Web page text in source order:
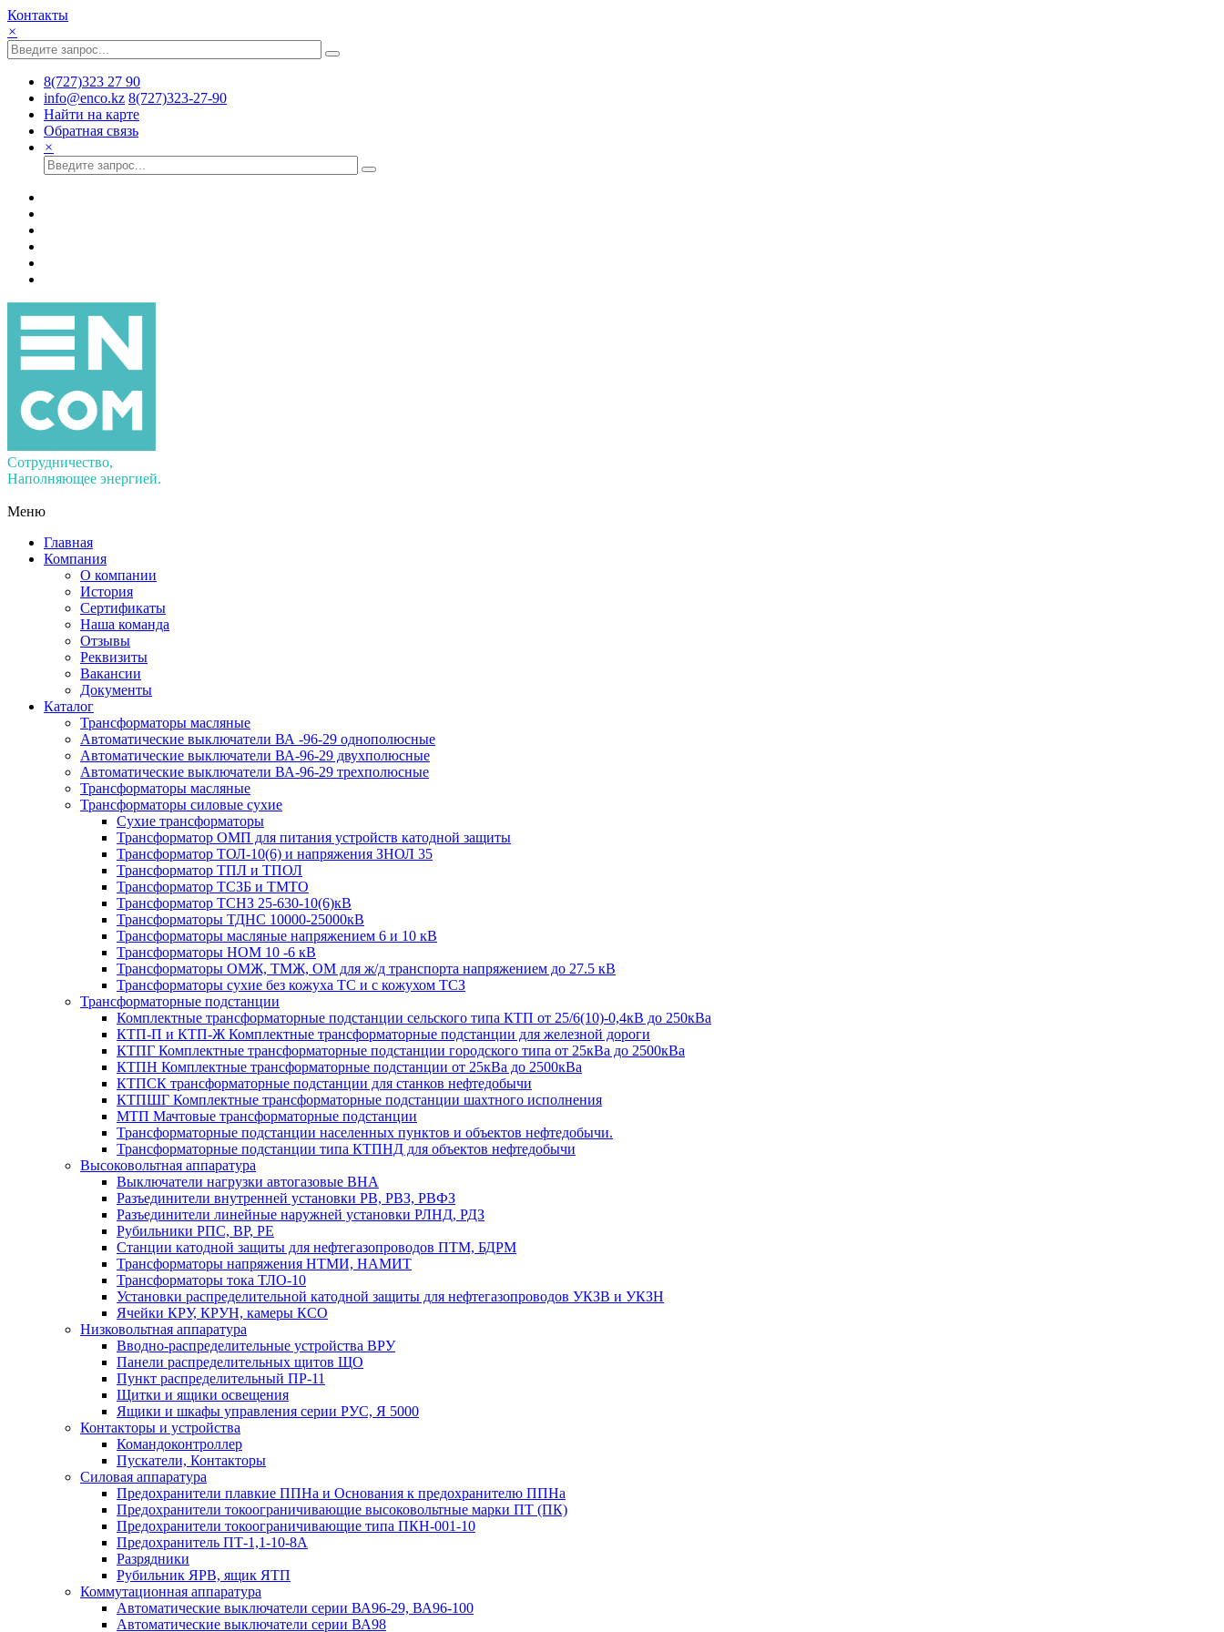
Контакты
×
8(727)323 27 90
info@enco.kz 8(727)323-27-90
Найти на карте
Обратная связь
×
Сотрудничество,
Наполняющее энергией.
Меню
Главная
Компания
О компании
История
Сертификаты
Наша команда
Отзывы
Реквизиты
Вакансии
Документы
Каталог
Трансформаторы масляные
Автоматические выключатели ВА -96-29 однополюсные
Автоматические выключатели ВА-96-29 двухполюсные
Автоматические выключатели ВА-96-29 трехполюсные
Трансформаторы масляные
Трансформаторы силовые сухие
Сухие трансформаторы
Трансформатор ОМП для питания устройств катодной защиты
Трансформатор ТОЛ-10(6) и напряжения ЗНОЛ 35
Трансформатор ТПЛ и ТПОЛ
Трансформатор ТСЗБ и ТМТО
Трансформатор ТСНЗ 25-630-10(6)кВ
Трансформаторы ТДНС 10000-25000кВ
Трансформаторы масляные напряжением 6 и 10 кВ
Трансформаторы НОМ 10 -6 кВ
Трансформаторы ОМЖ, ТМЖ, ОМ для ж/д транспорта напряжением до 27.5 кВ
Трансформаторы сухие без кожуха ТС и с кожухом ТСЗ
Трансформаторные подстанции
Комплектные трансформаторные подстанции сельского типа КТП от 25/6(10)-0,4кВ до 250кВа
КТП-П и КТП-Ж Комплектные трансформаторные подстанции для железной дороги
КТПГ Комплектные трансформаторные подстанции городского типа от 25кВа до 2500кВа
КТПН Комплектные трансформаторные подстанции от 25кВа до 2500кВа
КТПСК трансформаторные подстанции для станков нефтедобычи
КТПШГ Комплектные трансформаторные подстанции шахтного исполнения
МТП Мачтовые трансформаторные подстанции
Трансформаторные подстанции населенных пунктов и объектов нефтедобычи.
Трансформаторные подстанции типа КТПНД для объектов нефтедобычи
Высоковольтная аппаратура
Выключатели нагрузки автогазовые ВНА
Разъединители внутренней установки РВ, РВЗ, РВФЗ
Разъединители линейные наружней установки РЛНД, РДЗ
Рубильники РПС, ВР, РЕ
Станции катодной защиты для нефтегазопроводов ПТМ, БДРМ
Трансформаторы напряжения НТМИ, НАМИТ
Трансформаторы тока ТЛО-10
Установки распределительной катодной защиты для нефтегазопроводов УКЗВ и УКЗН
Ячейки КРУ, КРУН, камеры КСО
Низковольтная аппаратура
Вводно-распределительные устройства ВРУ
Панели распределительных щитов ЩО
Пункт распределительный ПР-11
Щитки и ящики освещения
Ящики и шкафы управления серии РУС, Я 5000
Контакторы и устройства
Командоконтроллер
Пускатели, Контакторы
Силовая аппаратура
Предохранители плавкие ППНа и Основания к предохранителю ППНа
Предохранители токоограничивающие высоковольтные марки ПТ (ПК)
Предохранители токоограничивающие типа ПКН-001-10
Предохранитель ПТ-1,1-10-8А
Разрядники
Рубильник ЯРВ, ящик ЯТП
Коммутационная аппаратура
Автоматические выключатели серии ВА96-29, ВА96-100
Автоматические выключатели серии ВА98